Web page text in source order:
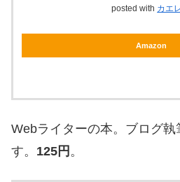
posted with カエ
Amazon
Webライターの本。ブログ執
す。 125円 。